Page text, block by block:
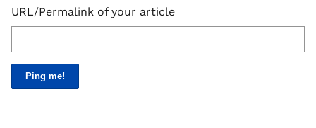
URL/Permalink of your article